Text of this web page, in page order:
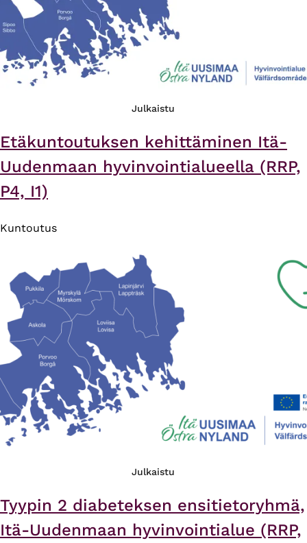
Julkaistu
Etäkuntoutuksen kehittäminen Itä-
Uudenmaan hyvinvointialueella (RRP,
P4, I1)
Kuntoutus
Julkaistu
Tyypin 2 diabeteksen ensitietoryhmä,
Itä-Uudenmaan hyvinvointialue (RRP,